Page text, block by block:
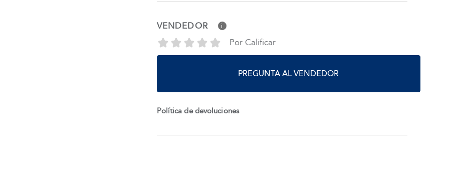
VENDEDOR i
Por Calificar
PREGUNTA AL VENDEDOR
Política de devoluciones